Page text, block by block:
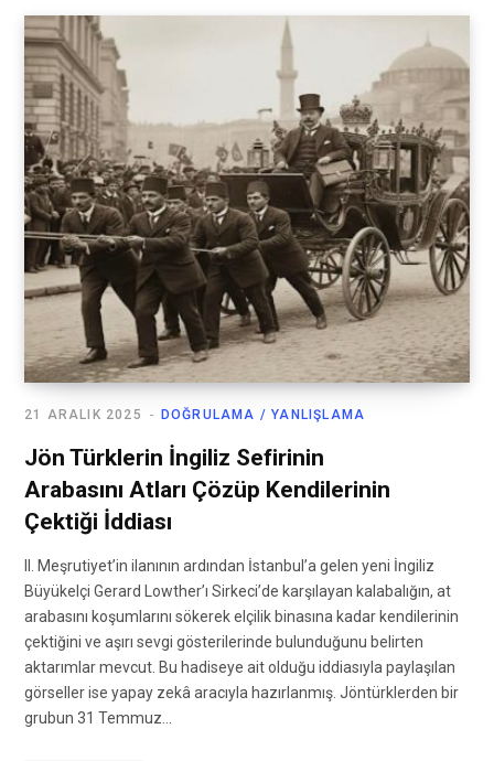
DOĞRULAMA / YANLIŞLAMA
21 ARALIK 2025
Jön Türklerin İngiliz Sefirinin
Arabasını Atları Çözüp Kendilerinin
Çektiği İddiası
II. Meşrutiyet’in ilanının ardından İstanbul’a gelen yeni İngiliz
Büyükelçi Gerard Lowther’ı Sirkeci’de karşılayan kalabalığın, at
arabasını koşumlarını sökerek elçilik binasına kadar kendilerinin
çektiğini ve aşırı sevgi gösterilerinde bulunduğunu belirten
aktarımlar mevcut. Bu hadiseye ait olduğu iddiasıyla paylaşılan
görseller ise yapay zekâ aracıyla hazırlanmış. Jöntürklerden bir
grubun 31 Temmuz…